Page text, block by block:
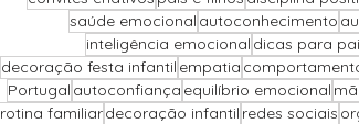
saúde emocional autoconhecimento
inteligência emocional dicas para
decoração festa infantil empatia
Portugal autoconfiança equilíbrio emocional
rotina familiardecoração infantil redes sociais